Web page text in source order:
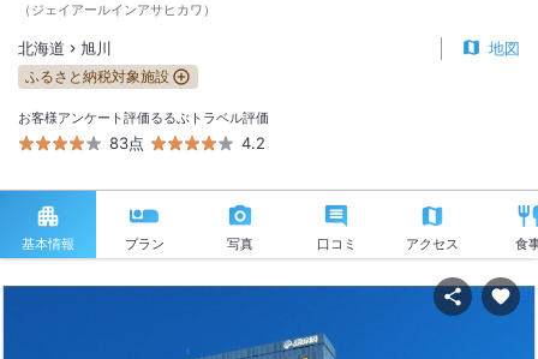
（ ジェイアールインアサヒカワ ）
北海道 旭川 地図
ふるさと納税対象施設
お客様アンケート評価
83点
るるぶトラベル評価
4.2
基本情報 プラン 写真 口コミ アクセス 食